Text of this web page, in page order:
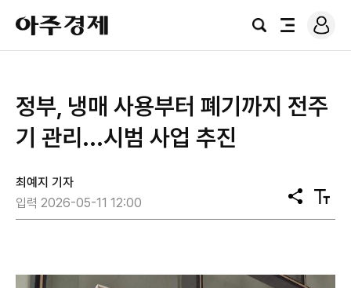
아
주
경
검
전
로
그
정부, 냉매 사용부터 폐기까지 전주
기 관리...시범 사업 추진
최예지 기자
입력 2026-05-11 12:00
공
유
텍
스